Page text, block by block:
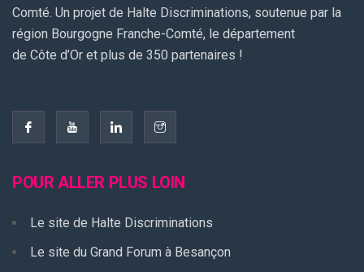
Comté. Un projet de Halte Discriminations, soutenue par la
région Bourgogne Franche-Comté, le département
de Côte d’Or et plus de 350 partenaires !
POUR ALLER PLUS LOIN
Le site de Halte Discriminations
Le site du Grand Forum à Besançon